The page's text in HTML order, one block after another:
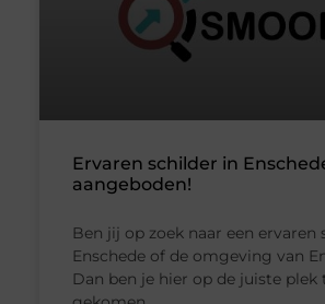
Ervaren schilder in
aangeboden!
Ben jij op zoek naar een ervaren
Enschede of de omgeving van
Dan ben je hier op de juiste plek